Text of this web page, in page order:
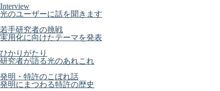
Interview
光のユーザーに話を聞きます
若手研究者の挑戦
実用化に向けたテーマを発表
ひかりがたり
研究者が語る光のあれこれ
発明・特許のこぼれ話
発明にまつわる特許の歴史